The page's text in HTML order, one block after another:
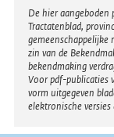
l
i
n
k
:
Disclaimer
De hier aangeboden
Tractatenblad,
gemeenschappelijke
zin van de
bekendmaking
Voor pdf-publicaties
vorm uitgegeven
elektronische